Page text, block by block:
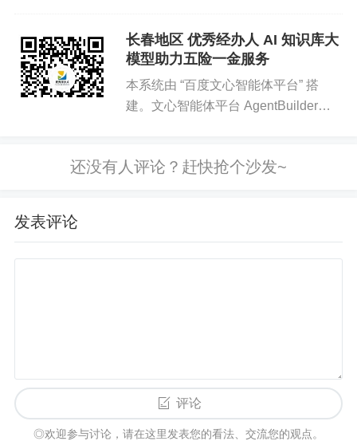
单位缴纳工伤保险费：以对应费款所属期（1月1日至12月
31日）为标准计算周期内单位实际缴费金额，缴费金额中
一次性趸缴的工伤保险费按对应的缴费年度计入到用人单
位的缴费金额，工程项目缴费暂时不纳入计算范围。退款
工伤保险支缴率 = (工伤保险基金支付用人单位工伤职工和
单位缴纳工伤保险费。
（三）每个浮动周期期满后再次浮动费率时，仍在用人单
位行业基准费率（阶段性降费率期间按降费率后的实际执
行费率，下同）的基础上进行浮动。执行浮动费率期间，
依据：图2，不可能是2023年 1-12月
平均工资，因为2023年1-3月执行的是
长春地区 优秀经办人 AI 知识库大
模型助力五险一金服务
本系统由 “百度文心智能体平台” 搭
建。文心智能体平台 AgentBuilder，
域、应用场景，选取不同类型的开发方
发表评论
评论
◎欢迎参与讨论，请在这里发表您的看法、交流您的观点。